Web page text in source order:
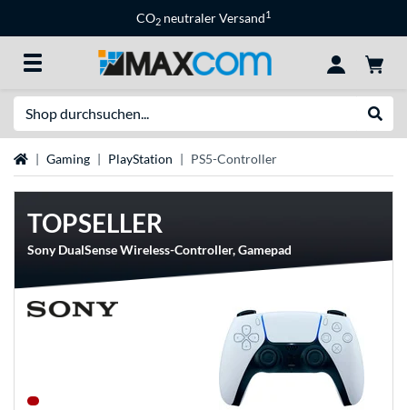
CO2 neutraler Versand1
StartseiteGaming PlayStation PS5-Controller
TOPSELLER
Sony DualSense Wireless-Controller, Gamepad